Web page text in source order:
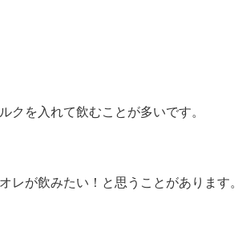
クを入れて飲むことが多いです。
レが飲みたい！と思うことがあります。